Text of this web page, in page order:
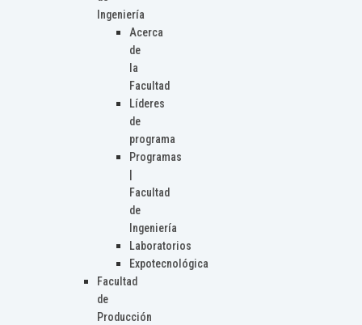
Ingeniería
Acerca
de
la
Facultad
Líderes
de
programa
Programas
Facultad
de
Ingeniería
Laboratorios
Expotecnológica
Facultad
de
Producción